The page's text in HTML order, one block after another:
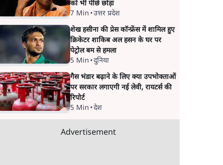
को भी पीछे छोड़ा
7 Min •उत्तर प्रदेश
शेख हसीना की प्रेस कॉन्फ्रेंस में शामिल हुए
क्रिकेटर शाकिब अल हसन के घर पर
पेट्रोल बम से हमला
5 Min •दुनिया
गैस भंडार बढ़ाने के लिए क्या उपभोक्ताओं
पर सरकार लगाएगी नई लेवी, रायटर्स की
रिपोर्ट
5 Min •देश
Advertisement